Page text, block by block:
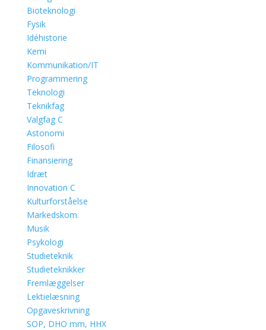
Bioteknologi
Fysik
Idéhistorie
Kemi
Kommunikation/IT
Programmering
Teknologi
Teknikfag
Valgfag C
Astonomi
Filosofi
Finansiering
Idræt
Innovation C
Kulturforståelse
Markedskom.
Musik
Psykologi
Studieteknik
Studieteknikker
Fremlæggelser
Lektielæsning
Opgaveskrivning
SOP, DHO mm, HHX